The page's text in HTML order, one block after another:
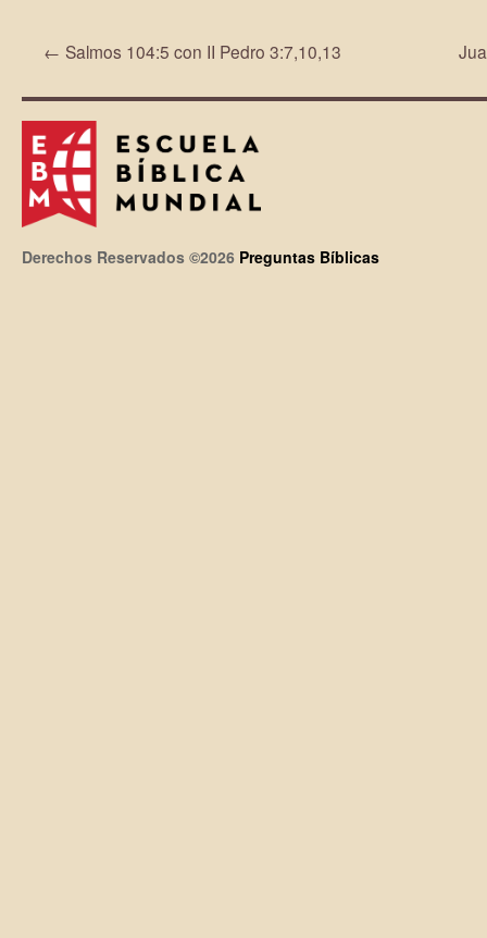
← Salmos 104:5 con II Pedro 3:7,10,13
Derechos Reservados ©2026 Preguntas Bíblicas